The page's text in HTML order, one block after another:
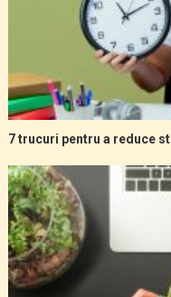
7 trucuri pentru a reduce